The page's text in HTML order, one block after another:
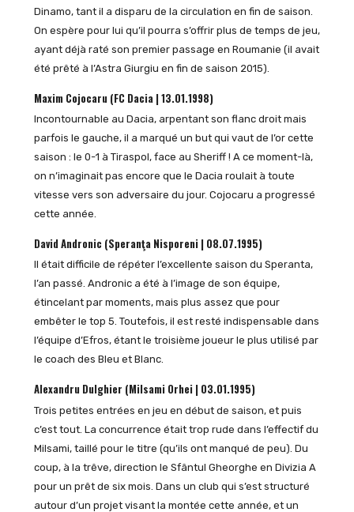
Dinamo, tant il a disparu de la circulation en fin de saison.
On espère pour lui qu’il pourra s’offrir plus de temps de jeu,
ayant déjà raté son premier passage en Roumanie (il avait
été prêté à l’Astra Giurgiu en fin de saison 2015).
Maxim Cojocaru (FC Dacia | 13.01.1998)
Incontournable au Dacia, arpentant son flanc droit mais
parfois le gauche, il a marqué un but qui vaut de l’or cette
saison : le 0-1 à Tiraspol, face au Sheriff ! A ce moment-là,
on n’imaginait pas encore que le Dacia roulait à toute
vitesse vers son adversaire du jour. Cojocaru a progressé
cette année.
David Andronic (Speranţa Nisporeni | 08.07.1995)
Il était difficile de répéter l’excellente saison du Speranta,
l’an passé. Andronic a été à l’image de son équipe,
étincelant par moments, mais plus assez que pour
embêter le top 5. Toutefois, il est resté indispensable dans
l’équipe d’Efros, étant le troisième joueur le plus utilisé par
le coach des Bleu et Blanc.
Alexandru Dulghier (Milsami Orhei | 03.01.1995)
Trois petites entrées en jeu en début de saison, et puis
c’est tout. La concurrence était trop rude dans l’effectif du
Milsami, taillé pour le titre (qu’ils ont manqué de peu). Du
coup, à la trêve, direction le Sfântul Gheorghe en Divizia A
pour un prêt de six mois. Dans un club qui s’est structuré
autour d’un projet visant la montée cette année, et un